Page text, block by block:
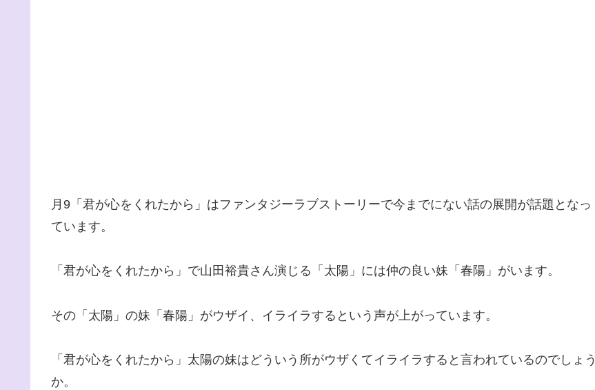
月9「君が心をくれたから」はファンタジーラブストーリーで今までにない話の展開が話題となっ
ています。
「君が心をくれたから」で山田裕貴さん演じる「太陽」には仲の良い妹「春陽」がいます。
その「太陽」の妹「春陽」がウザイ、イライラするという声が上がっています。
「君が心をくれたから」太陽の妹はどういう所がウザくてイライラすると言われているのでしょう
か。